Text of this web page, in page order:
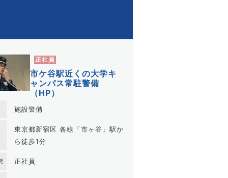
正社員
市ケ谷駅近くの大学キ
ャンパス常駐警備
（HP）
施設警備
東京都新宿区 各線「市ヶ谷」駅か
ら徒歩1分
正社員